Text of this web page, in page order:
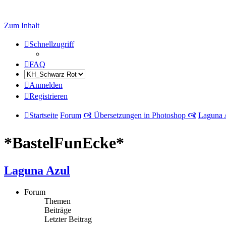
Zum Inhalt
Schnellzugriff
FAQ
Anmelden
Registrieren
Startseite Forum 🙧 Übersetzungen in Photoshop 🙧 Laguna
*BastelFunEcke*
Laguna Azul
Forum
Themen
Beiträge
Letzter Beitrag